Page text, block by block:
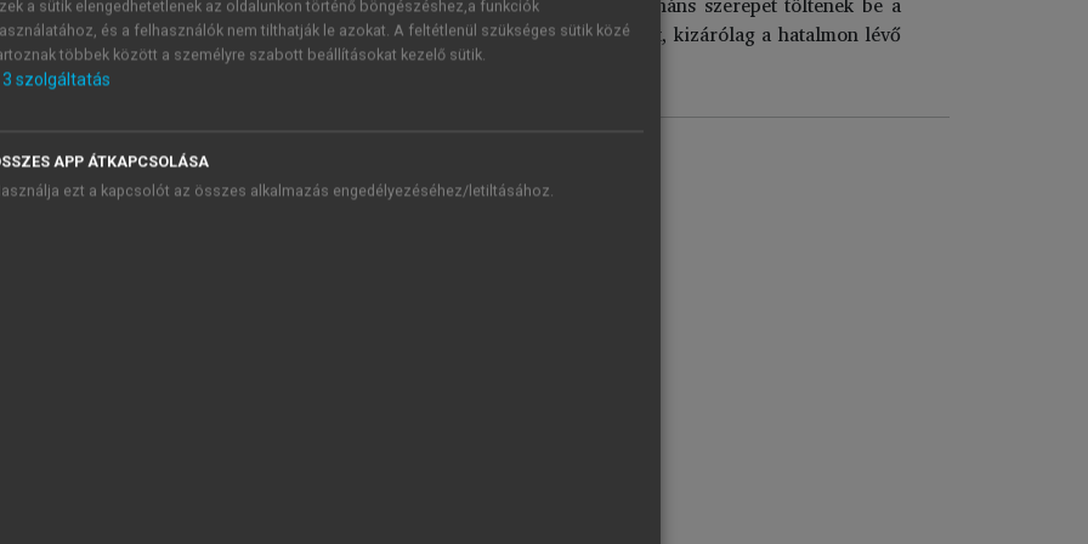
azok hordozói lesznek. Weber nem vizsgálja a különböző életstílusokat, kizárólag a hatalmon lévő
mely a csoportkultúra révén erősíti a hatalmat (
a sütik elengedhetetlenek az oldalunkon történő böngészéshez,a funkciók
és a felhasználók nem tilthatják le azokat. A feltétlenül szükséges sütik közé
többek között a személyre szabott beállításokat kezelő sütik.
3 szolgáltatás
APP ÁTKAPCSOLÁSA
ezt a kapcsolót az összes alkalmazás engedélyezéséhez/letiltásához.